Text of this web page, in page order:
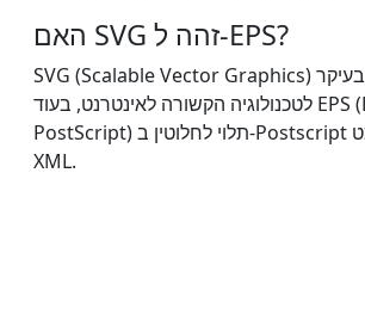
האם SVG זהה ל-EPS?
SVG (Scalable Vector Graphics) משמש בעיקר
לטכנולוגיה הקשורה לאינטרנט, בעוד EPS (Encapsulated
PostScript) תלוי לחלוטין ב-Postscript במקום בפורמט
XML.